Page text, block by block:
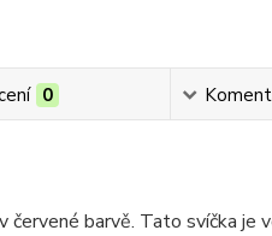
0
barvě. Tato svíčka je